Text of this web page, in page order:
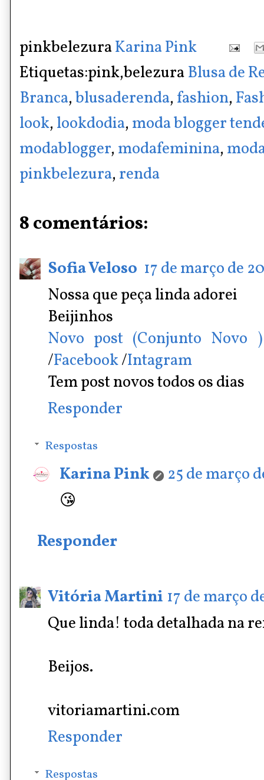
pinkbelezuraKarina Pink
Etiquetas:pink,belezuraBlusa de
Branca,blusaderenda, fashion,
look, lookdodia, moda blogger
modablogger, modafeminina,
pinkbelezura, renda
8 comentários:
Sofia Veloso 17 de março de
Nossa que peça linda adorei
Beijinhos
Novo post (Conjunto Novo )
/Facebook/Intagram
Tem post novos todos os dias
Responder
Respostas
Karina Pink
25 de março
😘
Responder
Vitória Martini 17 de março
Que linda! toda detalhada na
Beijos.
vitoriamartini.com
Responder
Respostas